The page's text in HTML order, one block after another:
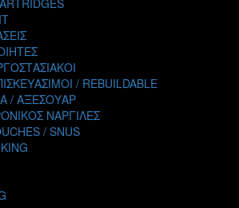
FOREST
CITY LIQUIDS
TRAIN
ALCHEMIST
SMOKER'S CLUB
MAHU
ZOO
/ REBUILDABLE
/ ΑΞΕΣΟΥΑΡ
ΝΑΡΓΙΛΕΣ
/ SNUS